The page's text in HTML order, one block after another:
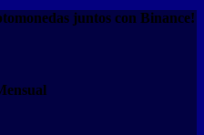
juntos con Binance!